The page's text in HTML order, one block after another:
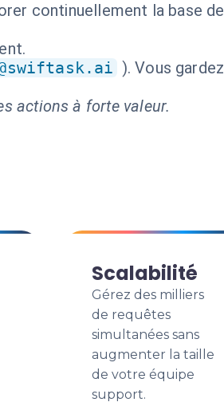
continuellement la base de
). Vous gardez
actions à forte valeur.
Scalabilité
Gérez des milliers
de requêtes
simultanées sans
augmenter la taille
de votre équipe
support.